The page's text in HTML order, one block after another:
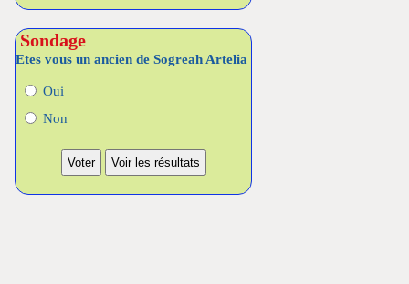
Sondage
Etes vous un ancien de Sogreah Artelia
Oui
Non